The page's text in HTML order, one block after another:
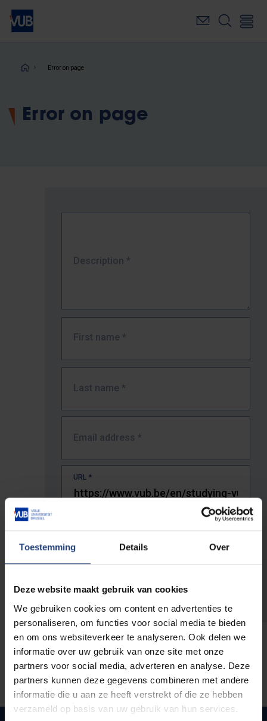
Toestemming Details Over
Deze website maakt gebruik van cookies
We gebruiken cookies om content en advertenties te
personaliseren, om functies voor social media te bieden
en om ons websiteverkeer te analyseren. Ook delen we
informatie over uw gebruik van onze site met onze
partners voor social media, adverteren en analyse. Deze
partners kunnen deze gegevens combineren met andere
informatie die u aan ze heeft verstrekt of die ze hebben
verzameld op basis van uw gebruik van hun services.
Skip
main
Breadcrumb
Error on page
Error on page
Description *
First name *
Last name *
Email address *
URL *
The full URL of the page where you encountered the error.